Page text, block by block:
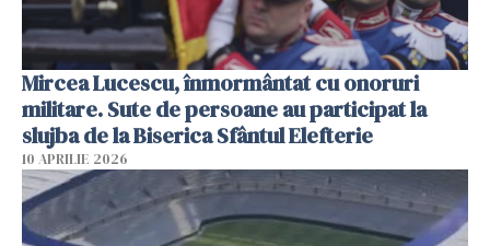
Mircea Lucescu, înmormântat cu onoruri
militare. Sute de persoane au participat la
slujba de la Biserica Sfântul Elefterie
10 APRILIE 2026